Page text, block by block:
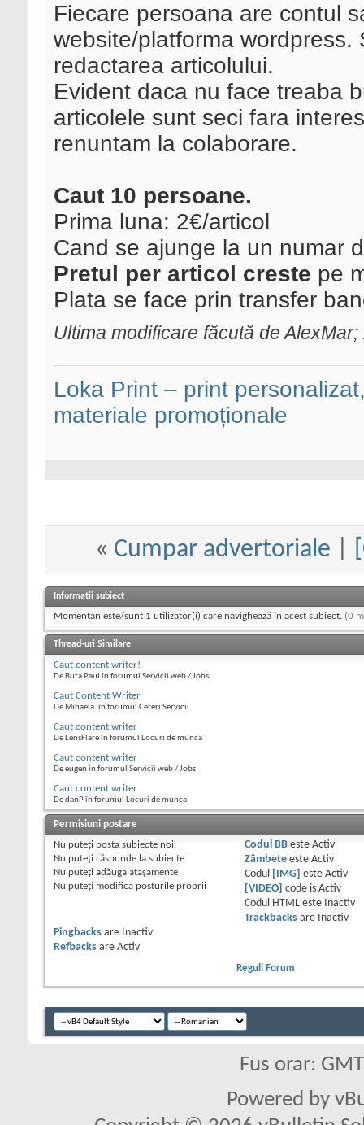
Fiecare persoana are contul
website/platforma
redactarea articolului.
Evident daca nu face treaba
articolele sunt seci fara
renuntam la colaborare.
Caut 10 persoane.
Prima luna: 2€/articol
Cand se ajunge la un numar
Pretul per articol creste pe
Plata se face prin transfer
Ultima modificare făcută de
Loka Print – print
materiale promoționale
« Cumpar advertoriale
Informații subiect
Momentan este/sunt 1 utilizator(i) care navighează în acest subiect. (0
Thread-uri Similare
Caut content writer!
De Buta Paul în forumul Servicii web / Jobs
Caut Content Writer
De Mihaela. în forumul Cereri Servicii
Caut content writer
De LensFlare în forumul Locuri de munca
Caut content writer
De eugen în forumul Servicii web / Jobs
Caut content writer
De danP în forumul Locuri de munca
Permisiuni postare
Nu puteţi posta subiecte noi.
Nu puteţi răspunde la subiecte
Nu puteţi adăuga ataşamente
Nu puteţi modifica posturile proprii
Codul BBeste Activ
Zâmbeteeste Activ
Codul
[IMG] este Activ
[VIDEO]
code is Activ
Codul HTML este
Inactiv
Trackbacksare
Inactiv
Pingbacks are
Inactiv
Refbacks are Activ
Reguli Forum
Fus orar:
Powered by